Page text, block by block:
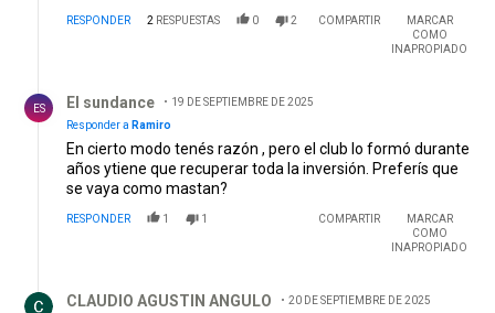
RESPONDER 2 RESPUESTAS 0 2 COMPARTIR
MARCAR
COMO
INAPROPIADO
ES El sundance
19 DE SEPTIEMBRE DE 2025
Responder a Ramiro
En cierto modo tenés razón , pero el club lo formó durante
años ytiene que recuperar toda la inversión. Preferís que
se vaya como mastan?
RESPONDER 1 1 COMPARTIR
MARCAR
COMO
INAPROPIADO
CLAUDIO AGUSTIN ANGULO
20 DE SEPTIEMBRE DE 2025